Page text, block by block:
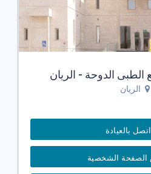
الطبى الدوحة - الريان
الريان
اتصل بالعيادة
الشخصية